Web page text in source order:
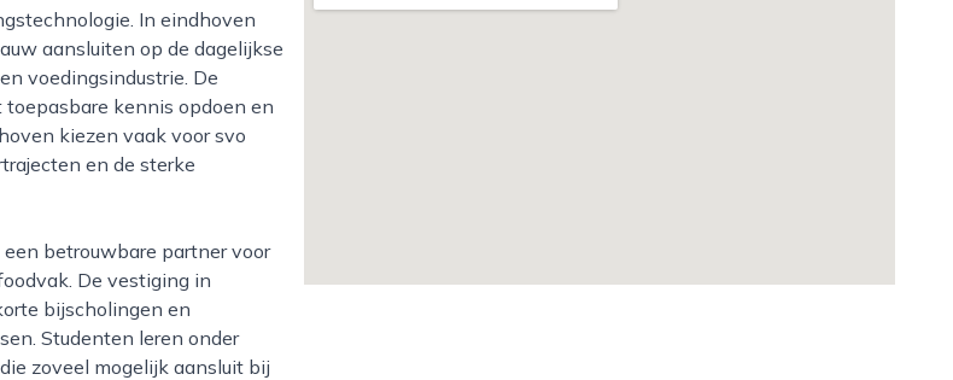
In eindhoven
aansluiten op de dagelijkse
voedingsindustrie. De
kennis opdoen en
kiezen vaak voor svo
en de sterke
De vestiging in
bijscholingen en
Studenten leren onder
zoveel mogelijk aansluit bij